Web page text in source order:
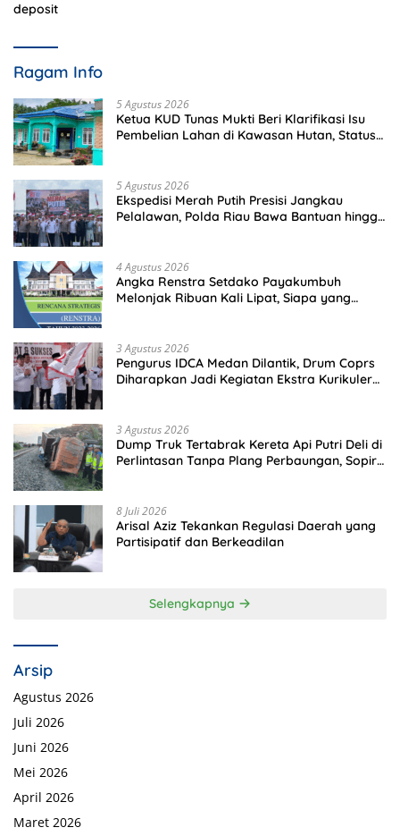
deposit
Ragam Info
5 Agustus 2026
Ketua KUD Tunas Mukti Beri Klarifikasi Isu
Pembelian Lahan di Kawasan Hutan, Status
5 Agustus 2026
Ekspedisi Merah Putih Presisi Jangkau
Pelalawan, Polda Riau Bawa Bantuan hingga
4 Agustus 2026
Angka Renstra Setdako Payakumbuh
Melonjak Ribuan Kali Lipat, Siapa yang
3 Agustus 2026
Pengurus IDCA Medan Dilantik, Drum Coprs
Diharapkan Jadi Kegiatan Ekstra Kurikuler
3 Agustus 2026
Dump Truk Tertabrak Kereta Api Putri Deli di
Perlintasan Tanpa Plang Perbaungan, Sopir
8 Juli 2026
Arisal Aziz Tekankan Regulasi Daerah yang
Partisipatif dan Berkeadilan
Selengkapnya
Arsip
Agustus 2026
Juli 2026
Juni 2026
Mei 2026
April 2026
Maret 2026